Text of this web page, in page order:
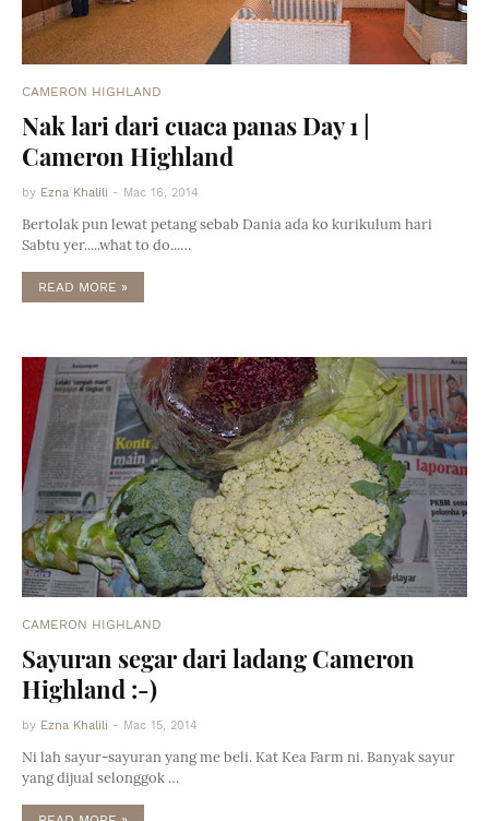
CAMERON HIGHLAND
Nak lari dari cuaca panas Day 1 |
Cameron Highland
by Ezna Khalili - Mac 16, 2014
Bertolak pun lewat petang sebab Dania ada ko kurikulum hari
Sabtu yer.....what to do...…
READ MORE »
CAMERON HIGHLAND
Sayuran segar dari ladang Cameron
Highland :-)
by Ezna Khalili - Mac 15, 2014
Ni lah sayur-sayuran yang me beli. Kat Kea Farm ni. Banyak sayur
yang dijual selonggok …